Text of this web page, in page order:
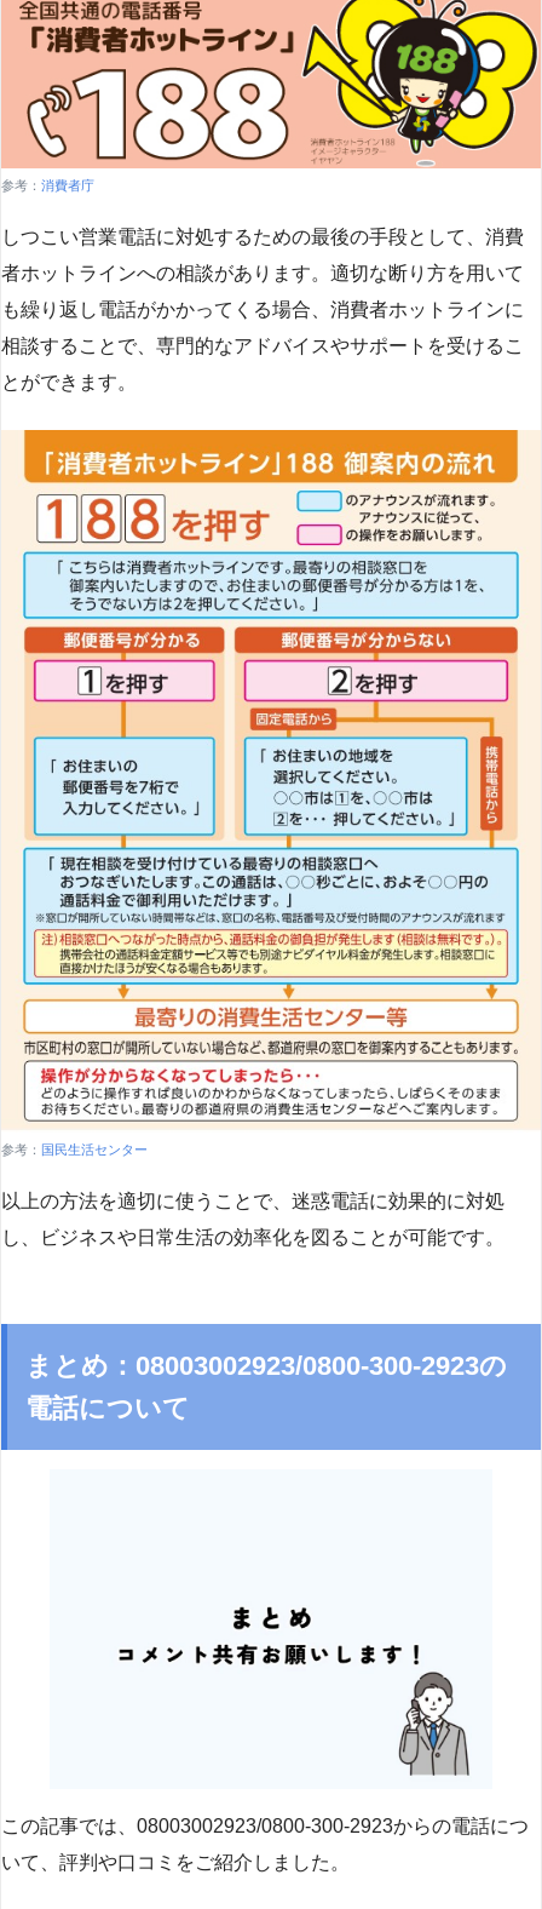
参考： 消費者庁
しつこい営業電話に対処するための最後の手段として、消費
者ホットラインへの相談があります。適切な断り方を用いて
も繰り返し電話がかかってくる場合、消費者ホットラインに
相談することで、専門的なアドバイスやサポートを受けるこ
とができます​​。
参考： 国民生活センター
以上の方法を適切に使うことで、迷惑電話に効果的に対処
し、ビジネスや日常生活の効率化を図ることが可能です。
まとめ：08003002923/0800-300-2923の
電話について
この記事では、08003002923/0800-300-2923からの電話につ
いて、評判や口コミをご紹介しました。